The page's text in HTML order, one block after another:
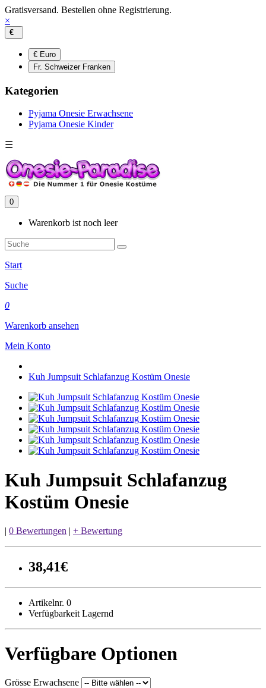
Gratisversand. Bestellen ohne Registrierung.
×
€
€ Euro
Fr. Schweizer Franken
Kategorien
Pyjama Onesie Erwachsene
Pyjama Onesie Kinder
☰
0
Warenkorb ist noch leer
Start
Suche
0
Warenkorb ansehen
Mein Konto
Kuh Jumpsuit Schlafanzug Kostüm Onesie
Kuh Jumpsuit Schlafanzug
Kostüm Onesie
| 0 Bewertungen | + Bewertung
38,41€
Artikelnr. 0
Verfügbarkeit Lagernd
Verfügbare Optionen
Grösse Erwachsene